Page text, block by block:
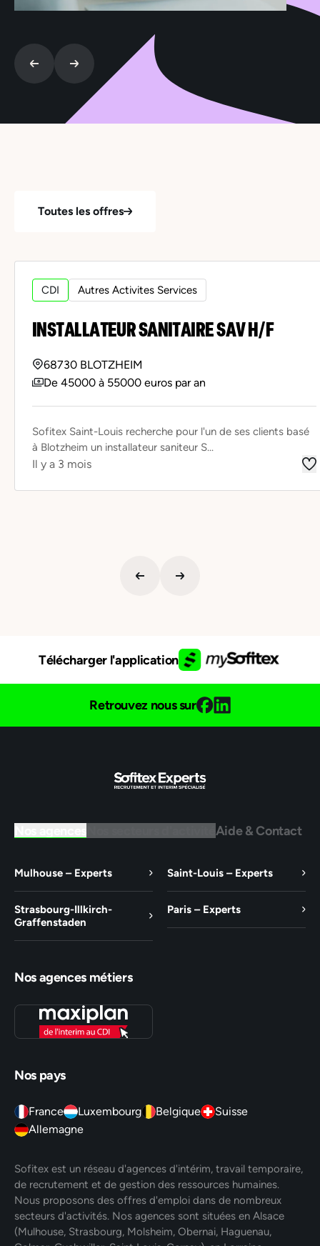
Toutes les offres
CDI Autres Activites Services
INSTALLATEUR SANITAIRE SAV H/F
68730 BLOTZHEIM
De 45000 à 55000 euros par an
Sofitex Saint-Louis recherche pour l'un de ses clients basé
à Blotzheim un installateur saniteur S...
Il y a 3 mois
Télécharger l'application
Retrouvez nous sur
Aide & Contact
Mulhouse – Experts Saint-Louis – Experts
Strasbourg-Illkirch-
Graffenstaden
Paris – Experts
Nos agences métiers
Nos pays
France Luxembourg Belgique
Suisse
Allemagne
Sofitex est un réseau d'agences d'intérim, travail temporaire,
de recrutement et de gestion des ressources humaines.
Nous proposons des offres d'emploi dans de nombreux
secteurs d'activités. Nos agences sont situées en Alsace
(Mulhouse, Strasbourg, Molsheim, Obernai, Haguenau,